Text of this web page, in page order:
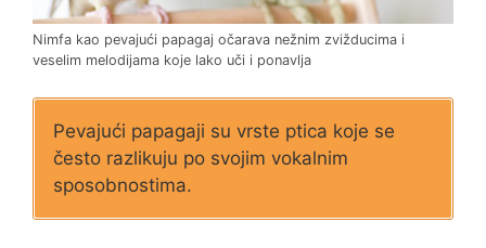
Nimfa kao pevajući papagaj očarava nežnim zvižducima i
veselim melodijama koje lako uči i ponavlja
Pevajući papagaji su vrste ptica koje se
često razlikuju po svojim vokalnim
sposobnostima.